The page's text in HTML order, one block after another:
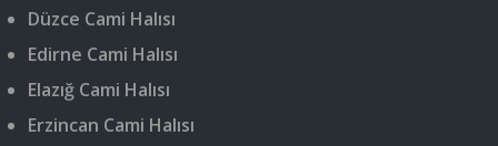
Düzce Cami Halısı
Edirne Cami Halısı
Elazığ Cami Halısı
Erzincan Cami Halısı